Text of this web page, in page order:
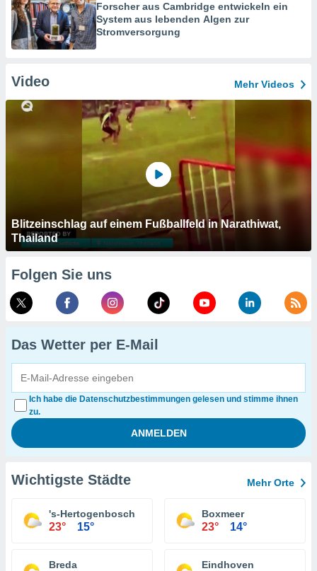
Forscher aus Cambridge entwickeln ein
System aus lebenden Algen zur
Stromversorgung
Video Mehr Videos
Blitzeinschlag auf einem Fußballfeld in Narathiwat,
Thailand
Folgen Sie uns
Das Wetter per E-Mail
Ich habe die Datenschutzbestimmungen gelesen und stimme ihnen
zu.
Wichtigste Städte Mehr Orte
's-Hertogenbosch
23° 15°
Boxmeer
23° 14°
Breda Eindhoven